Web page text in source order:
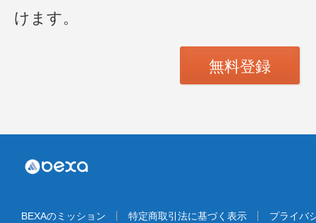
けます。
無料登録
BEXAのミッション 特定商取引法に基づく表示 プライバ